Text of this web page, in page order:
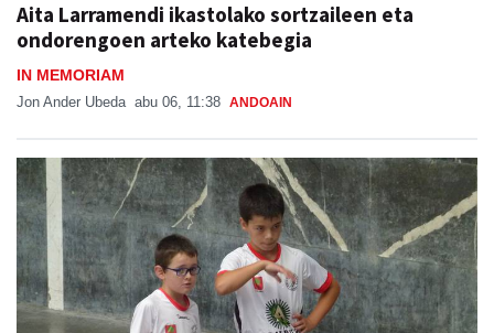
Aita Larramendi ikastolako sortzaileen eta
ondorengoen arteko katebegia
IN MEMORIAM
Jon Ander Ubeda abu 06, 11:38 ANDOAIN